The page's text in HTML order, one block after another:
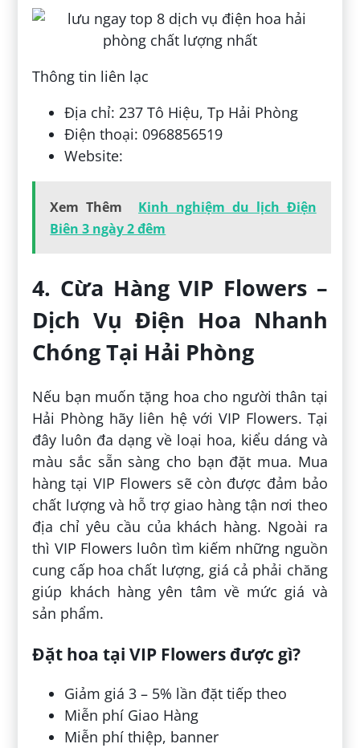
Thông tin liên lạc
Địa chỉ: 237 Tô Hiệu, Tp Hải Phòng
Điện thoại: 0968856519
Website:
Xem Thêm
Kinh nghiệm du lịch Điện
Biên 3 ngày 2 đêm
4. Cừa Hàng VIP Flowers –
Dịch Vụ Điện Hoa Nhanh
Chóng Tại Hải Phòng
Nếu bạn muốn tặng hoa cho người thân tại
Hải Phòng hãy liên hệ với VIP Flowers. Tại
đây luôn đa dạng về loại hoa, kiểu dáng và
màu sắc sẵn sàng cho bạn đặt mua. Mua
hàng tại VIP Flowers sẽ còn được đảm bảo
chất lượng và hỗ trợ giao hàng tận nơi theo
địa chỉ yêu cầu của khách hàng. Ngoài ra
thì VIP Flowers luôn tìm kiếm những nguồn
cung cấp hoa chất lượng, giá cả phải chăng
giúp khách hàng yên tâm về mức giá và
sản phẩm.
Đặt hoa tại VIP Flowers được gì?
Giảm giá 3 – 5% lần đặt tiếp theo
Miễn phí Giao Hàng
Miễn phí thiệp, banner